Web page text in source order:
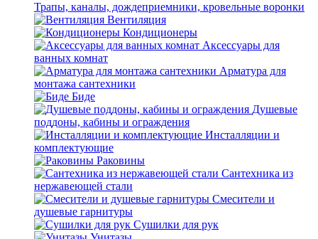
Трапы, каналы, дождеприемники, кровельные воронки
Вентиляция
Кондиционеры
Аксессуары для
ванных комнат
Арматура для
монтажа сантехники
Биде
Душевые
поддоны, кабины и ограждения
Инсталляции и
комплектующие
Раковины
Сантехника из
нержавеющей стали
Смесители и
душевые гарнитуры
Сушилки для рук